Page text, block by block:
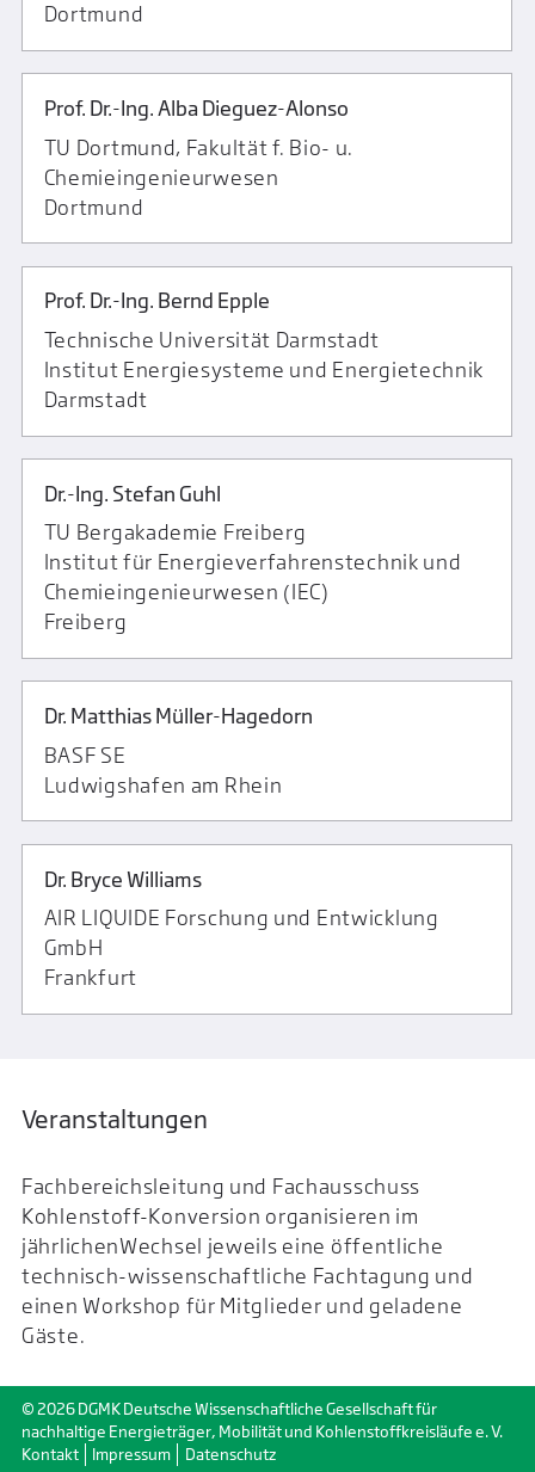
Dortmund
Prof. Dr.-Ing. Alba Dieguez-Alonso
TU Dortmund, Fakultät f. Bio- u.
Chemieingenieurwesen
Dortmund
Prof. Dr.-Ing. Bernd Epple
Technische Universität Darmstadt
Institut Energiesysteme und Energietechnik
Darmstadt
Dr.-Ing. Stefan Guhl
TU Bergakademie Freiberg
Institut für Energieverfahrenstechnik und
Chemieingenieurwesen (IEC)
Freiberg
Dr. Matthias Müller-Hagedorn
BASF SE
Ludwigshafen am Rhein
Dr. Bryce Williams
AIR LIQUIDE Forschung und Entwicklung
GmbH
Frankfurt
Veranstaltungen
Fachbereichsleitung und Fachausschuss
Kohlenstoff-Konversion organisieren im
jährlichenWechsel jeweils eine öffentliche
technisch-wissenschaftliche Fachtagung und
einen Workshop für Mitglieder und geladene
Gäste.
© 2026 DGMK Deutsche Wissenschaftliche Gesellschaft für
nachhaltige Energieträger, Mobilität und Kohlenstoffkreisläufe e. V.
Kontakt
Impressum Datenschutz